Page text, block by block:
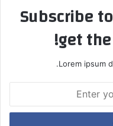
Subscribe
get
Lorem ipsum